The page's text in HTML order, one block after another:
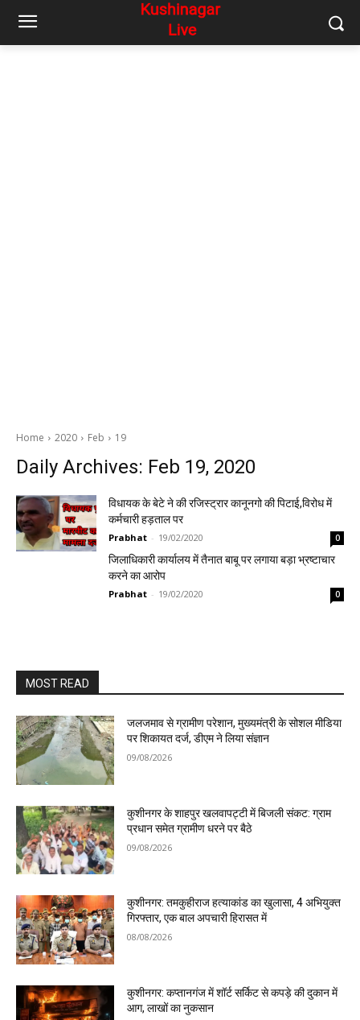
Home 2020 Feb 19
Daily Archives: Feb 19, 2020
विधायक के बेटे ने की रजिस्ट्रार कानूनगो की पिटाई,विरोध में
कर्मचारी हड़ताल पर
Prabhat - 19/02/2020 0
जिलाधिकारी कार्यालय में तैनात बाबू पर लगाया बड़ा भ्रष्टाचार
करने का आरोप
Prabhat - 19/02/2020 0
MOST READ
जलजमाव से ग्रामीण परेशान, मुख्यमंत्री के सोशल मीडिया
पर शिकायत दर्ज, डीएम ने लिया संज्ञान
09/08/2026
कुशीनगर के शाहपुर खलवापट्टी में बिजली संकट: ग्राम
प्रधान समेत ग्रामीण धरने पर बैठे
09/08/2026
कुशीनगर: तमकुहीराज हत्याकांड का खुलासा, 4 अभियुक्त
गिरफ्तार, एक बाल अपचारी हिरासत में
08/08/2026
कुशीनगर: कप्तानगंज में शॉर्ट सर्किट से कपड़े की दुकान में
आग, लाखों का नुकसान